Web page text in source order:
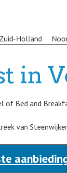
Zuid-Holland
in
Bed and
van